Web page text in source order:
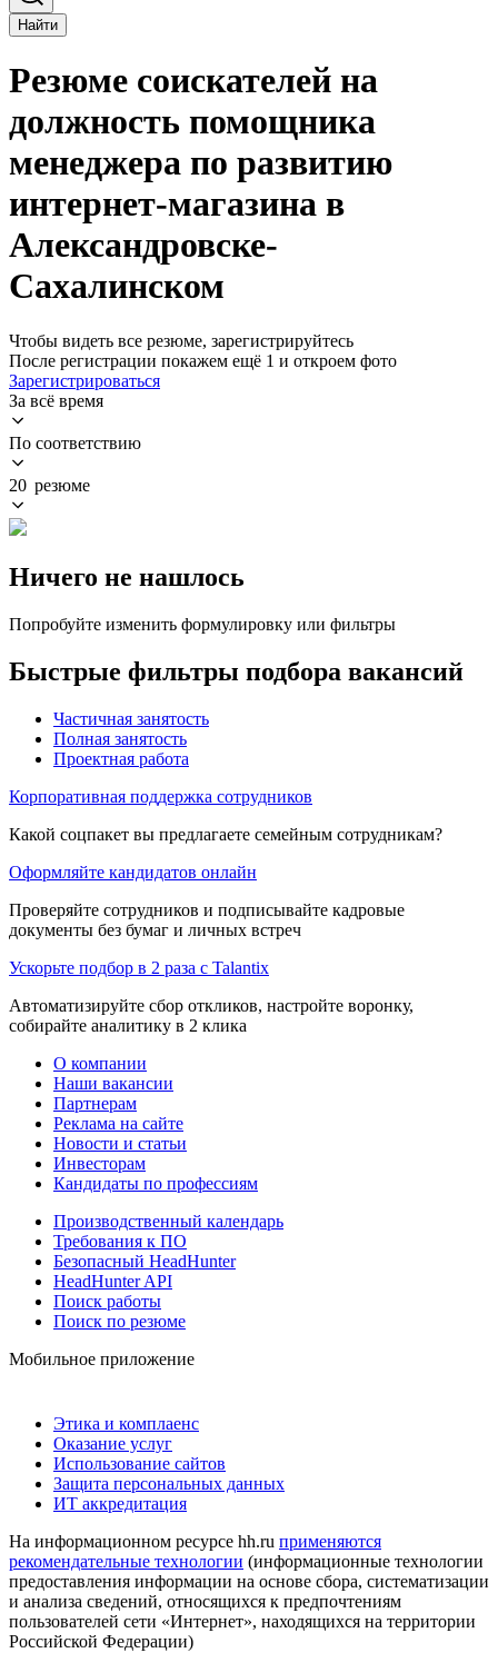
Найти
Резюме соискателей на
должность помощника
менеджера по развитию
интернет-магазина в
Александровске-
Сахалинском
Чтобы видеть все резюме, зарегистрируйтесь
После регистрации покажем ещё 1 и откроем фото
Зарегистрироваться
За всё время
По соответствию
20 резюме
Ничего не нашлось
Попробуйте изменить формулировку или фильтры
Быстрые фильтры подбора вакансий
Частичная занятость
Полная занятость
Проектная работа
Корпоративная поддержка сотрудников
Какой соцпакет вы предлагаете семейным сотрудникам?
Оформляйте кандидатов онлайн
Проверяйте сотрудников и подписывайте кадровые
документы без бумаг и личных встреч
Ускорьте подбор в 2 раза с Talantix
Автоматизируйте сбор откликов, настройте воронку,
собирайте аналитику в 2 клика
О компании
Наши вакансии
Партнерам
Реклама на сайте
Новости и статьи
Инвесторам
Кандидаты по профессиям
Производственный календарь
Требования к ПО
Безопасный HeadHunter
HeadHunter API
Поиск работы
Поиск по резюме
Мобильное приложение
Этика и комплаенс
Оказание услуг
Использование сайтов
Защита персональных данных
ИТ аккредитация
На информационном ресурсе hh.ru применяются
рекомендательные технологии (информационные технологии
предоставления информации на основе сбора, систематизации
и анализа сведений, относящихся к предпочтениям
пользователей сети «Интернет», находящихся на территории
Российской Федерации)